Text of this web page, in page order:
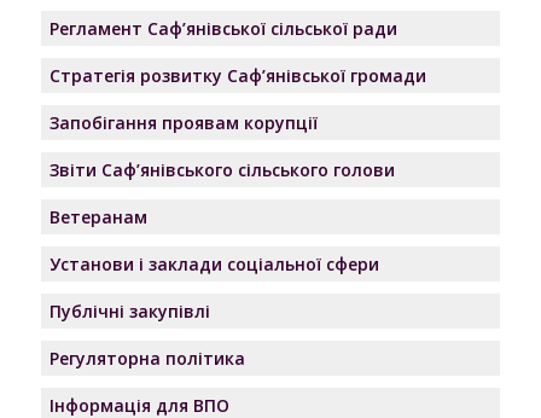
Регламент Саф’янівської сільської ради
Стратегія розвитку Саф’янівської громади
Запобігання проявам корупції
Звіти Саф’янівського сільського голови
Ветеранам
Установи і заклади соціальної сфери
Публічні закупівлі
Регуляторна політика
Інформація для ВПО